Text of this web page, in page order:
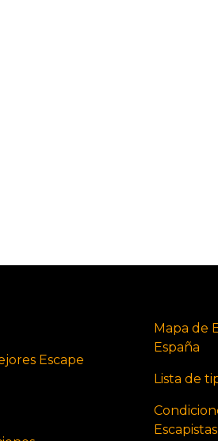
Escape
Mapa de
España
Lista de